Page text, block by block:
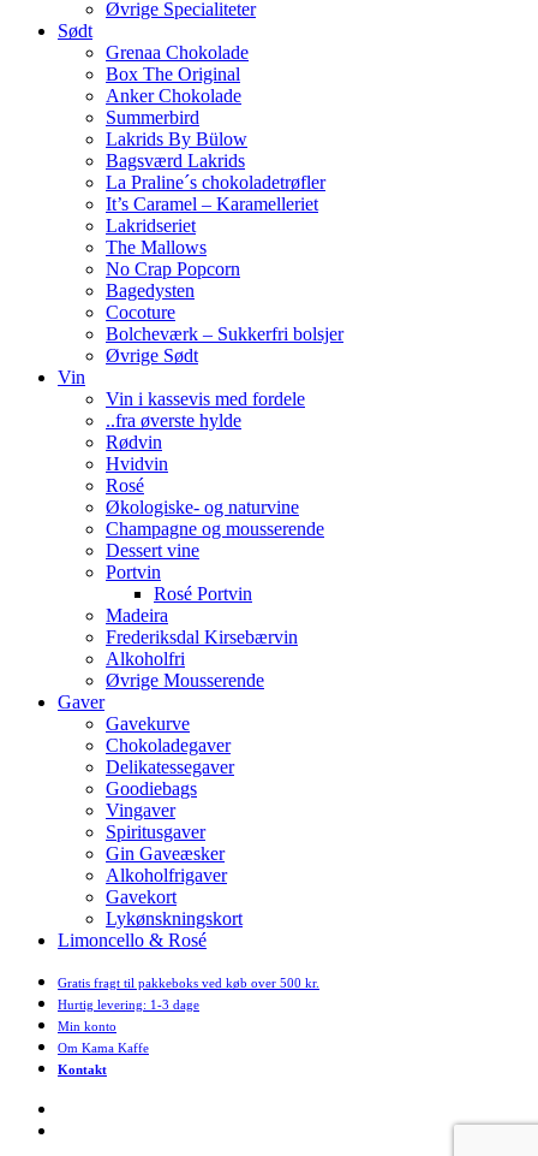
Øvrige Specialiteter
Sødt
Grenaa Chokolade
Box The Original
Anker Chokolade
Summerbird
Lakrids By Bülow
Bagsværd Lakrids
La Praline´s chokoladetrøfler
It’s Caramel – Karamelleriet
Lakridseriet
The Mallows
No Crap Popcorn
Bagedysten
Cocoture
Bolcheværk – Sukkerfri bolsjer
Øvrige Sødt
Vin
Vin i kassevis med fordele
..fra øverste hylde
Rødvin
Hvidvin
Rosé
Økologiske- og naturvine
Champagne og mousserende
Dessert vine
Portvin
Rosé Portvin
Madeira
Frederiksdal Kirsebærvin
Alkoholfri
Øvrige Mousserende
Gaver
Gavekurve
Chokoladegaver
Delikatessegaver
Goodiebags
Vingaver
Spiritusgaver
Gin Gaveæsker
Alkoholfrigaver
Gavekort
Lykønskningskort
Limoncello & Rosé
Gratis fragt til pakkeboks ved køb over 500 kr.
Hurtig levering: 1-3 dage
Min konto
Om Kama Kaffe
Kontakt